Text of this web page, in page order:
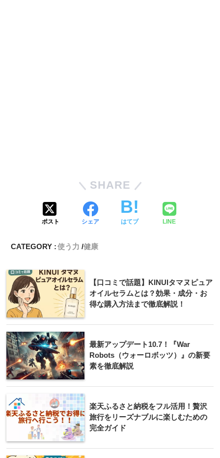
SHARE
ポスト シェア はてブ LINE
CATEGORY :使う力 健康
【口コミで話題】KINUIタマヌピュア
オイルセラムとは？効果・成分・お
得な購入方法まで徹底解説！
最新アップデート10.7！『War
Robots（ウォーロボッツ）』の新要
素を徹底解説
楽天ふるさと納税をフル活用！贅沢
旅行をリーズナブルに楽しむための
完全ガイド